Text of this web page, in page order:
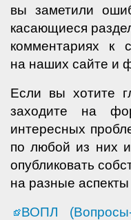
вы заметили
касающиеся
комментариях к
на наших сайте и
Если вы хотите
заходите на
интересных
по любой из них
опубликовать
на разные
ВОПЛ